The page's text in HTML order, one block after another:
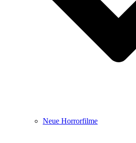
Neue Horrorfilme